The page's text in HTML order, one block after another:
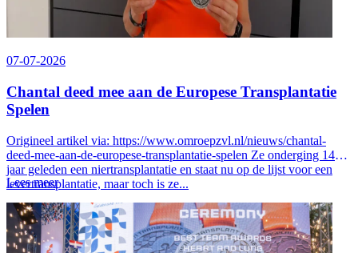
07-07-2026
Chantal deed mee aan de Europese Transplantatie
Spelen
Origineel artikel via: https://www.omroepzvl.nl/nieuws/chantal-
deed-mee-aan-de-europese-transplantatie-spelen Ze onderging 14
jaar geleden een niertransplantatie en staat nu op de lijst voor een
levertransplantatie, maar toch is ze...
Lees meer